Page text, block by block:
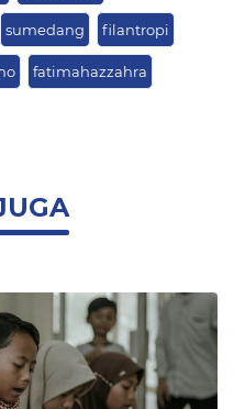
sumedang filantropi
fatimahazzahra